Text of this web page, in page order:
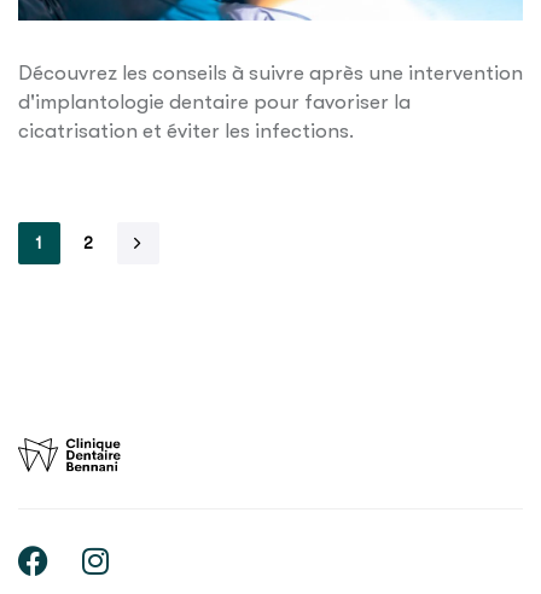
Découvrez les conseils à suivre après une intervention
d'implantologie dentaire pour favoriser la
cicatrisation et éviter les infections.
1 2